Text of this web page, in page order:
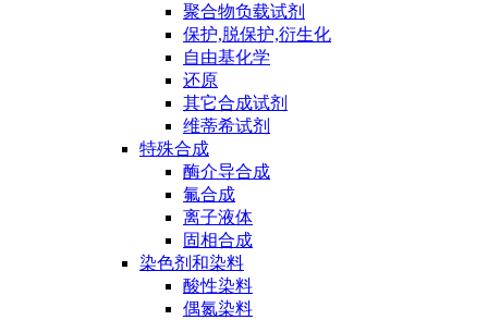
聚合物负载试剂
保护,脱保护,衍生化
自由基化学
还原
其它合成试剂
维蒂希试剂
特殊合成
酶介导合成
氟合成
离子液体
固相合成
染色剂和染料
酸性染料
偶氮染料